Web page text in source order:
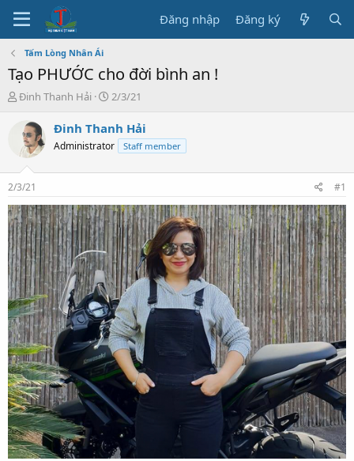
Đăng nhập Đăng ký
Tấm Lòng Nhân Ái
Tạo PHƯỚC cho đời bình an !
T
e
a
s
t
a
r
t
e
r
Đinh Thanh Hải
N
à
b
ầ
u
2/3/21
Đinh Thanh Hải
Administrator Staff member
2/3/21 #1